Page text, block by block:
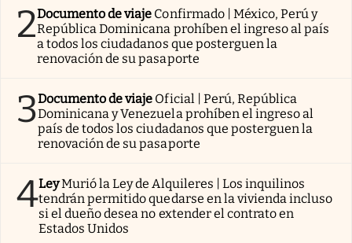
2Documento de viaje Confirmado | México, Perú y
República Dominicana prohíben el ingreso al país
a todos los ciudadanos que posterguen la
renovación de su pasaporte
3Documento de viaje Oficial | Perú, República
Dominicana y Venezuela prohíben el ingreso al
país de todos los ciudadanos que posterguen la
renovación de su pasaporte
4LeyMurió la Ley de Alquileres | Los inquilinos
tendrán permitido quedarse en la vivienda incluso
si el dueño desea no extender el contrato en
Estados Unidos